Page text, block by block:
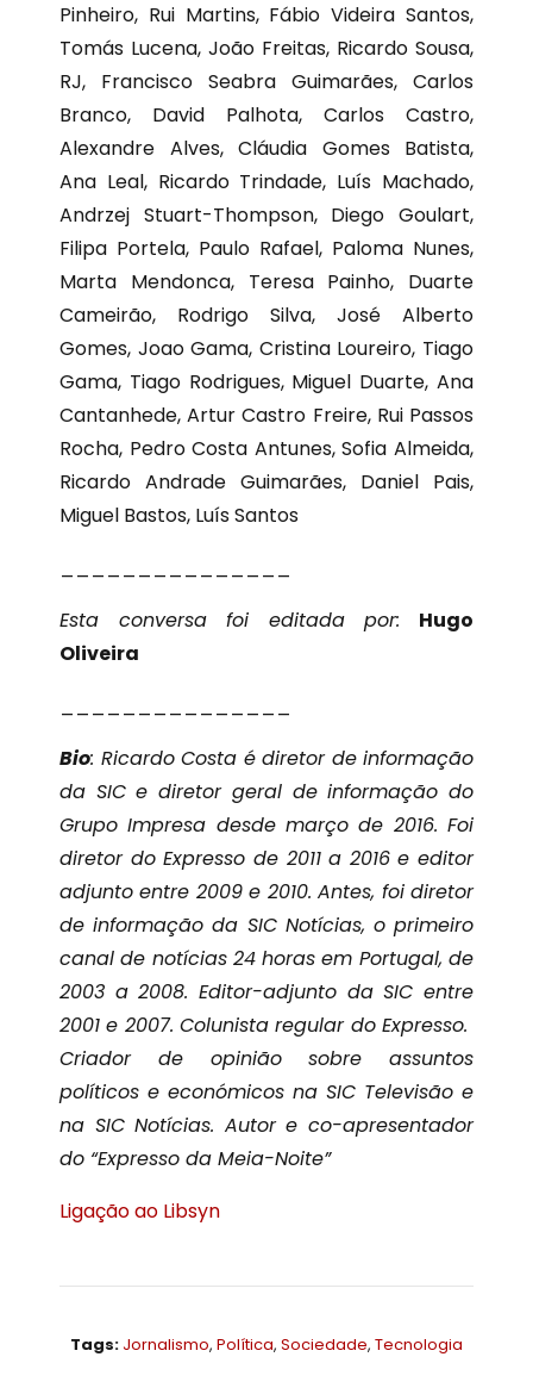
Pinheiro, Rui Martins, Fábio Videira Santos,
Tomás Lucena, João Freitas, Ricardo Sousa,
RJ, Francisco Seabra Guimarães, Carlos
Branco, David Palhota, Carlos Castro,
Alexandre Alves, Cláudia Gomes Batista,
Ana Leal, Ricardo Trindade, Luís Machado,
Andrzej Stuart-Thompson, Diego Goulart,
Filipa Portela, Paulo Rafael, Paloma Nunes,
Marta Mendonca, Teresa Painho, Duarte
Cameirão, Rodrigo Silva, José Alberto
Gomes, Joao Gama, Cristina Loureiro, Tiago
Gama, Tiago Rodrigues, Miguel Duarte, Ana
Cantanhede, Artur Castro Freire, Rui Passos
Rocha, Pedro Costa Antunes, Sofia Almeida,
Ricardo Andrade Guimarães, Daniel Pais,
Miguel Bastos, Luís Santos
Esta conversa foi editada por:
Hugo
Oliveira
Bio: Ricardo Costa é diretor de informação
da SIC e diretor geral de informação do
Grupo Impresa desde março de 2016. Foi
diretor do Expresso de 2011 a 2016 e editor
adjunto entre 2009 e 2010. Antes, foi diretor
de informação da SIC Notícias, o primeiro
canal de notícias 24 horas em Portugal, de
2003 a 2008. Editor-adjunto da SIC entre
2001 e 2007. Colunista regular do Expresso.
Criador de opinião sobre assuntos
políticos e económicos na SIC Televisão e
na SIC Notícias. Autor e co-apresentador
do “Expresso da Meia-Noite”
Ligação ao Libsyn
Tags: Jornalismo, Política, Sociedade, Tecnologia